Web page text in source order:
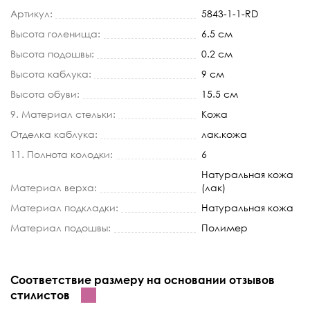
Артикул:
5843-1-1-RD
Высота голенища:
6.5 см
Высота подошвы:
0.2 см
Высота каблука:
9 см
Высота обуви:
15.5 см
9. Материал стельки:
Кожа
Отделка каблука:
лак.кожа
11. Полнота колодки:
6
Материал верха:
Натуральная кожа
(лак)
Материал подкладки:
Натуральная кожа
Материал подошвы:
Полимер
Соответствие размеру на основании отзывов
стилистов